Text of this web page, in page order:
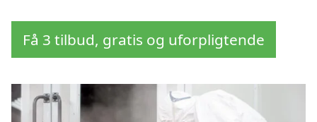
Få 3 tilbud, gratis og uforpligtende